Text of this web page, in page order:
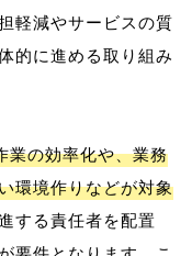
軽減やサービスの質
的に進める取り組み
業の効率化や、業務
環境作りなどが対象
する責任者を配置